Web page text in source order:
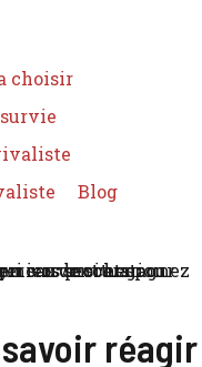
choisir
Blog
réagir